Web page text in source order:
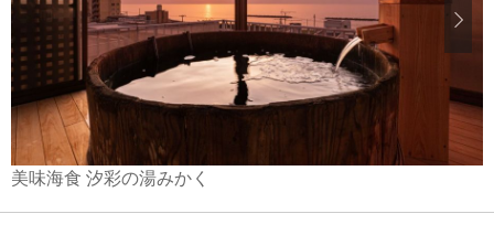
美味海食 汐彩の湯みかく